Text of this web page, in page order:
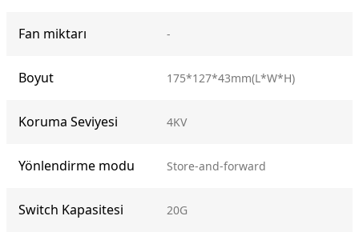
Fan miktarı -
Boyut 175*127*43mm(L*W*H)
Koruma Seviyesi 4KV
Yönlendirme modu Store-and-forward
Switch Kapasitesi 20G